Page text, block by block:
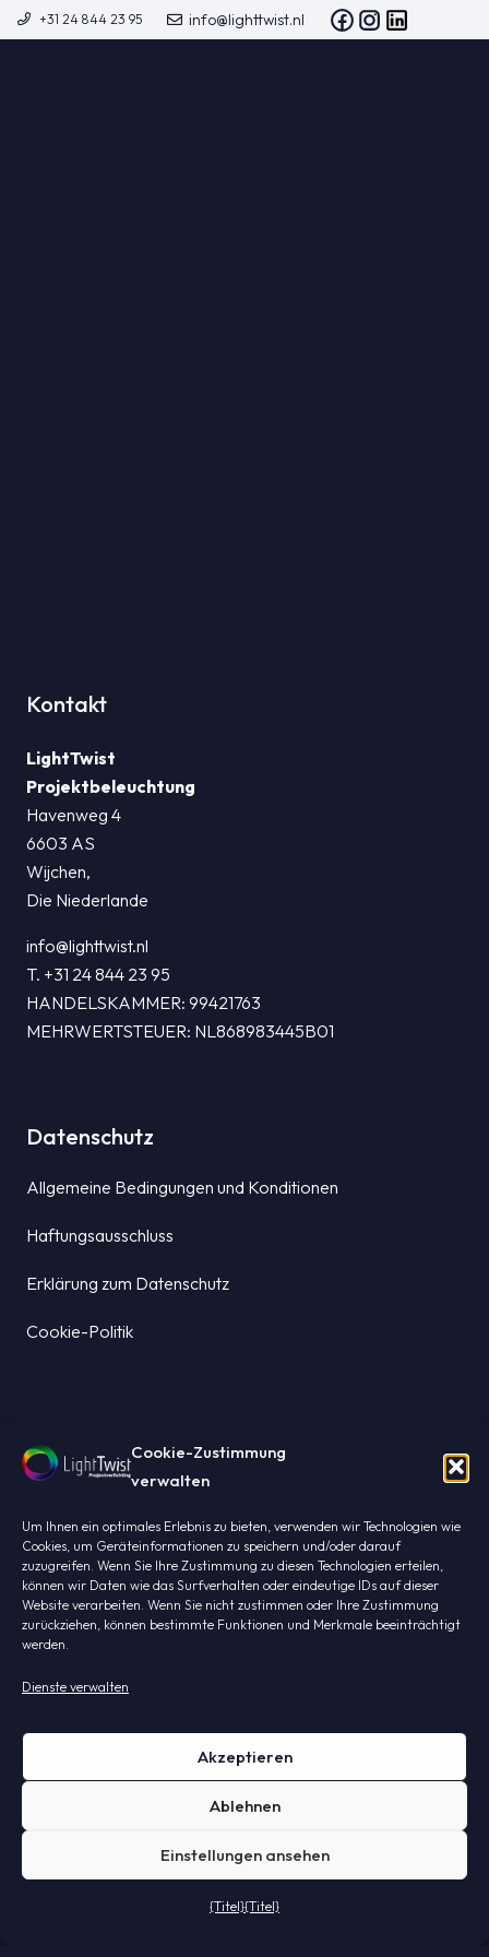
Cookie-Zustimmung
verwalten
Um Ihnen ein optimales Erlebnis zu bieten, verwenden wir Technologien wie
Cookies, um Geräteinformationen zu speichern und/oder darauf
zuzugreifen. Wenn Sie Ihre Zustimmung zu diesen Technologien erteilen,
können wir Daten wie das Surfverhalten oder eindeutige IDs auf dieser
Website verarbeiten. Wenn Sie nicht zustimmen oder Ihre Zustimmung
zurückziehen, können bestimmte Funktionen und Merkmale beeinträchtigt
werden.
Dienste verwalten
Akzeptieren
Ablehnen
Einstellungen ansehen
{Titel}{Titel}
+31 24 844 23 95 info@lighttwist.nl
Kontakt
LightTwist
Projektbeleuchtung
Havenweg 4
6603 AS
Wijchen,
Die Niederlande
info@lighttwist.nl
T. +31 24 844 23 95
HANDELSKAMMER: 99421763
MEHRWERTSTEUER: NL868983445B01
Datenschutz
Allgemeine Bedingungen und Konditionen
Haftungsausschluss
Erklärung zum Datenschutz
Cookie-Politik
Über uns
Projekte
Kontakt
DE